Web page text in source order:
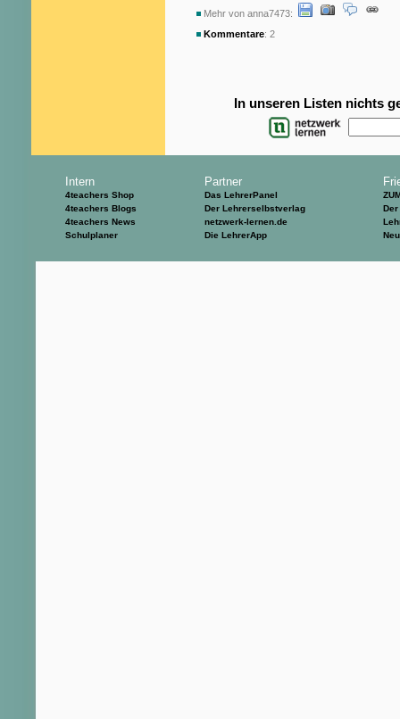
Mehr von anna7473:
Kommentare: 2
In unseren Listen nichts
Intern
4teachers Shop
4teachers Blogs
4teachers News
Schulplaner
Partner
Das LehrerPanel
Der Lehrerselbstverlag
netzwerk-lernen.de
Die LehrerApp